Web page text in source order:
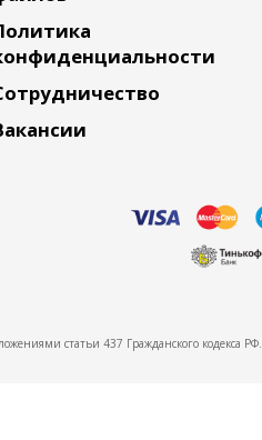
статьи 437 Гражданского кодекса РФ.